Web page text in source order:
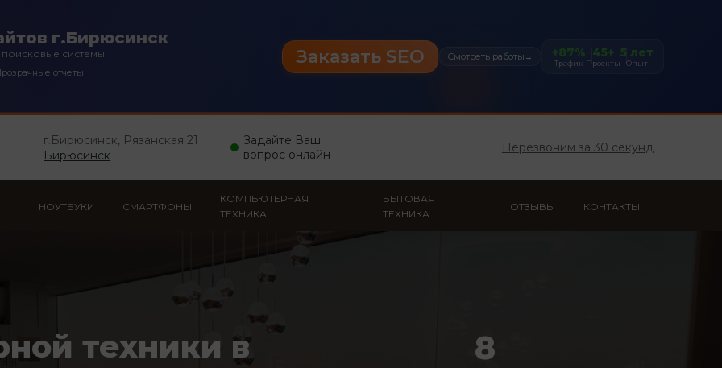
г.Бирюсинск
системы
отчеты
Заказать SEO Смотреть работы → +87%
Трафик
45+
Проекты
5 лет
Опыт
г.Бирюсинск, Рязанская 21
Бирюсинск
Задайте Ваш
вопрос онлайн
Перезвоним за 30 секунд
НОУТБУКИ СМАРТФОНЫ
КОМПЬЮТЕРНАЯ
ТЕХНИКА
БЫТОВАЯ
ТЕХНИКА
ОТЗЫВЫ КОНТАКТЫ
техники в 8